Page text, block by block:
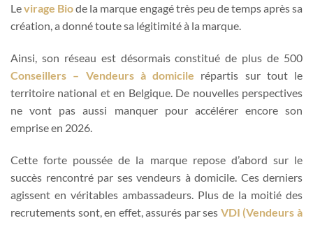
Levirage Biode la marque engagé très peu de temps après sa
création, a donné toute sa légitimité à la marque.
Ainsi, son réseau est désormais constitué de plus de 500
Conseillers – Vendeurs à domicile répartis sur tout le
territoire national et en Belgique. De nouvelles perspectives
ne vont pas aussi manquer pour accélérer encore son
emprise en 2026.
Cette forte poussée de la marque repose d’abord sur le
succès rencontré par ses vendeurs à domicile. Ces derniers
agissent en véritables ambassadeurs. Plus de la moitié des
recrutements sont, en effet, assurés par ses VDI (Vendeurs à